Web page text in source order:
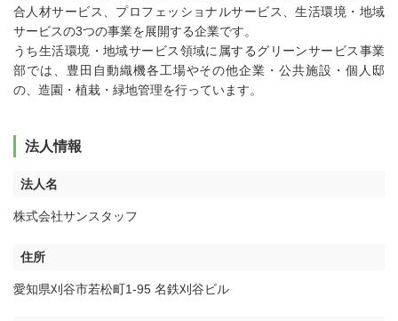
合人材サービス、プロフェッショナルサービス、生活環境・地域
サービスの3つの事業を展開する企業です。
うち生活環境・地域サービス領域に属するグリーンサービス事業
部では、豊田自動織機各工場やその他企業・公共施設・個人邸
の、造園・植栽・緑地管理を行っています。
法人情報
法人名
株式会社サンスタッフ
住所
愛知県刈谷市若松町1-95 名鉄刈谷ビル